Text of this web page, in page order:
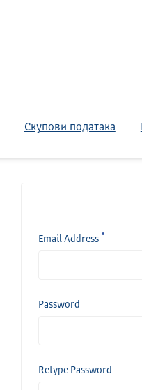
Скупови података
Email Address
Password
Retype Password